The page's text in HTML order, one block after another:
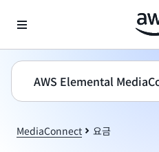
AWS Elemental
MediaConnect 요금